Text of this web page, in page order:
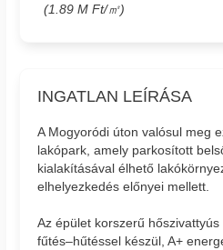
(1.89 M Ft/㎡)
INGATLAN LEÍRÁSA
A Mogyoródi úton valósul meg
lakópark, amely parkosított
kialakításával élhető
elhelyezkedés előnyei mellett.
Az épület korszerű
fűtés–hűtéssel készül, A+